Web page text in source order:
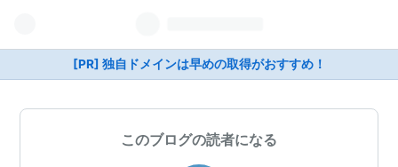
[PR] 独自ドメインは早めの取得がおすすめ！
このブログの読者になる